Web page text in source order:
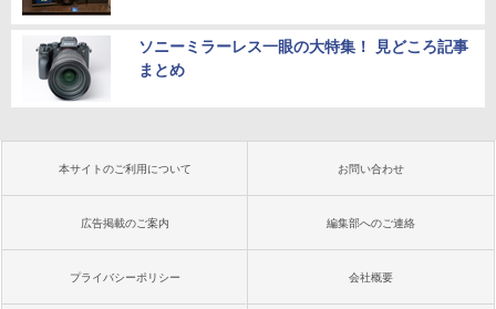
ソニーミラーレス一眼の大特集！ 見どころ記事
まとめ
本サイトのご利用について お問い合わせ
広告掲載のご案内 編集部へのご連絡
プライバシーポリシー 会社概要